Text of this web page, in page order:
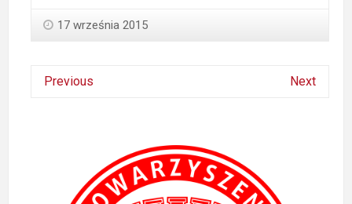
17 września 2015
Previous Next